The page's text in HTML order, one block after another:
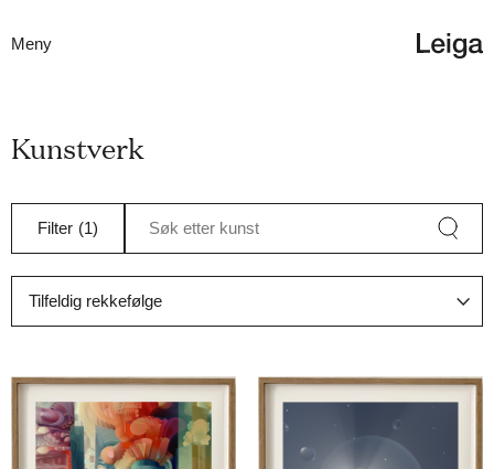
Meny
Kunstverk
Filter (1) Søk etter kunst